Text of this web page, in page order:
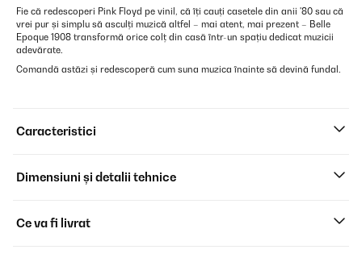
Fie că redescoperi Pink Floyd pe vinil, că îți cauți casetele din anii '80 sau că
vrei pur și simplu să asculți muzică altfel – mai atent, mai prezent – Belle
Epoque 1908 transformă orice colț din casă într-un spațiu dedicat muzicii
adevărate.
Comandă astăzi și redescoperă cum suna muzica înainte să devină fundal.
Caracteristici
Dimensiuni și detalii tehnice
Ce va fi livrat